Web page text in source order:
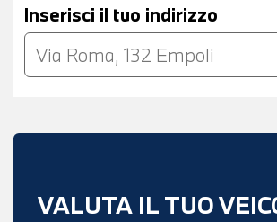
Inserisci il tuo indirizzo
VALUTA IL TUO